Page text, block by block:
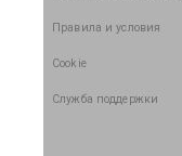
Правила и условия
Cookie
Служба поддержки